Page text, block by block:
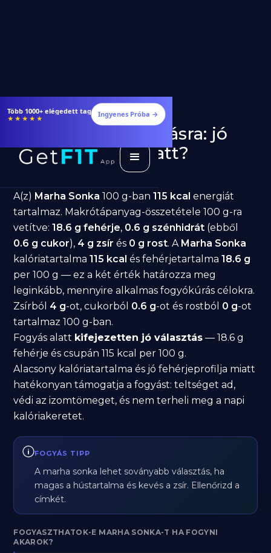
Több 1000+ elégedett tag
★★★★★ Ingyenes Próba →
Marha Sonka fogyásra: jó
választás diéta alatt?
A(z) Marha Sonka 100 g-ban115 kcal energiát
tartalmaz. Makrótápanyag-összetétele 100 g-ra
vetítve:18.6 g fehérje, 0.6 g szénhidrát (ebből
0.6 g cukor), 4 g zsír és 0 g rost. A Marha Sonka
kalóriatartalma115 kcal és fehérjetartalma18.6 g
per 100 g — ez a két érték határozza meg
leginkább, mennyire alkalmas fogyókúrás célokra.
Zsírból 4 g-ot, cukorból 0.6 g-ot és rostból 0 g-ot
tartalmaz 100 g-ban.
Fogyás alatt kifejezetten jó választás — 18.6 g
fehérje és csupán 115 kcal per 100 g.
Alacsony kalóriatartalma és jó fehérjeprofilja miatt
hatékonyan támogatja a fogyást: teltséget ad,
védi az izomtömeget, és nem terheli meg a napi
kalóriakeretet.
FOGYÁS TIPP
A marha sonka lehet soványabb választás, ha
magas a hústartalma és kevés a zsír. Ellenőrizd a
címkét.
FOGYASZTHATOK-E MARHA SONKA-T HA FOGYNI
AKAROK?